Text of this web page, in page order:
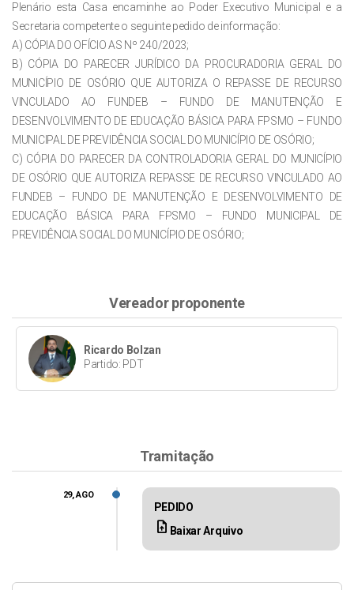
Plenário esta Casa encaminhe ao Poder Executivo Municipal e a
Secretaria competente o seguinte pedido de informação:
A) CÓPIA DO OFÍCIO AS Nº 240/2023;
B) CÓPIA DO PARECER JURÍDICO DA PROCURADORIA GERAL DO
MUNICÍPIO DE OSÓRIO QUE AUTORIZA O REPASSE DE RECURSO
VINCULADO AO FUNDEB – FUNDO DE MANUTENÇÃO E
DESENVOLVIMENTO DE EDUCAÇÃO BÁSICA PARA FPSMO – FUNDO
MUNICIPAL DE PREVIDÊNCIA SOCIAL DO MUNICÍPIO DE OSÓRIO;
C) CÓPIA DO PARECER DA CONTROLADORIA GERAL DO MUNICÍPIO
DE OSÓRIO QUE AUTORIZA REPASSE DE RECURSO VINCULADO AO
FUNDEB – FUNDO DE MANUTENÇÃO E DESENVOLVIMENTO DE
EDUCAÇÃO BÁSICA PARA FPSMO – FUNDO MUNICIPAL DE
PREVIDÊNCIA SOCIAL DO MUNICÍPIO DE OSÓRIO;
Vereador proponente
Ricardo Bolzan
Partido: PDT
Tramitação
PEDIDO
upload_file Baixar Arquivo
29, AGO